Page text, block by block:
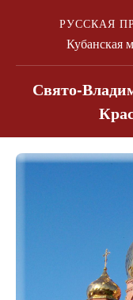
РУССКАЯ
Кубанская
Свято-